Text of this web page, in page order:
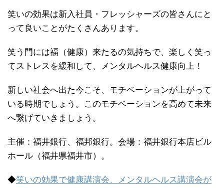
笑いの効果は新入社員・フレッシャーズの皆さんにと
って良いことがたくさんあります。
笑う門には福（健康）来たるの気持ちで、楽しく笑っ
てストレスを緩和して、メンタルヘルス健康向上！
新しい社会へ出た今こそ、モチベーションが上がって
いる時期でしょう。このモチベーションを高めて未来
へ繋げていきましょう。
主催：福井銀行、福邦銀行。会場：福井銀行本店ビル
ホール（福井県福井市）。
◆笑いの効果で健康講演会、メンタルヘルス講演会が